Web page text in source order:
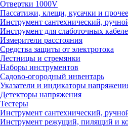
Отвертки 1000V
Пассатижи, клещи, кусачки и
Инструмент сантехнический,
Инструмент для слаботочных
Измерители расстояния
Средства защиты от электротока
Лестницы и стремянки
Наборы инструментов
Садово-огородный инвентарь
Указатели и индикаторы
Детекторы напряжения
Тестеры
Инструмент сантехнический,
Инструмент режущий, пилящий и